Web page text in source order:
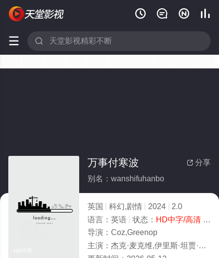
   
 
 分享
万事付寒波
别名：wanshifuhanbo
英国 科幻,剧情 2024
2.0
语言： 英语 状态： HD中字/高清- 免费在线观看
导演： Coz,Greenop
主演： 杰克·麦克维,伊里斯·坦贾·弗利根林,艾琳·哈尔,Harvey,Dean,比约恩·斯蒂凡松,乔迪丝·李希特